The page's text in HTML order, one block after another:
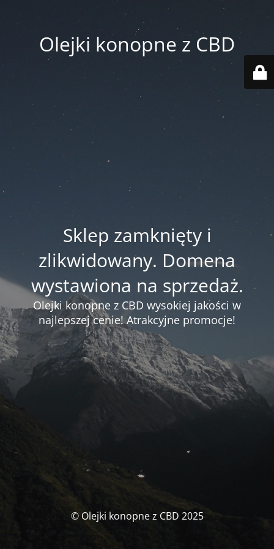
Olejki konopne z CBD
Sklep zamknięty i
zlikwidowany. Domena
wystawiona na sprzedaż.
Olejki konopne z CBD wysokiej jakości w
najlepszej cenie! Atrakcyjne promocje!
© Olejki konopne z CBD 2025